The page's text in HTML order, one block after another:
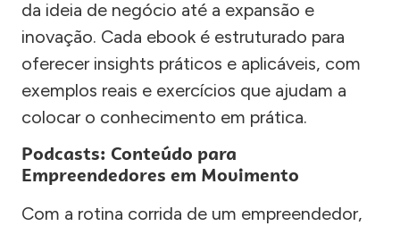
da ideia de negócio até a expansão e
inovação. Cada ebook é estruturado para
oferecer insights práticos e aplicáveis, com
exemplos reais e exercícios que ajudam a
colocar o conhecimento em prática.
Podcasts: Conteúdo para
Empreendedores em Movimento
Com a rotina corrida de um empreendedor,